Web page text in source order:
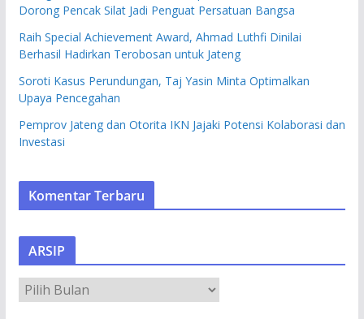
Dorong Pencak Silat Jadi Penguat Persatuan Bangsa
Raih Special Achievement Award, Ahmad Luthfi Dinilai
Berhasil Hadirkan Terobosan untuk Jateng
Soroti Kasus Perundungan, Taj Yasin Minta Optimalkan
Upaya Pencegahan
Pemprov Jateng dan Otorita IKN Jajaki Potensi Kolaborasi dan
Investasi
Komentar Terbaru
ARSIP